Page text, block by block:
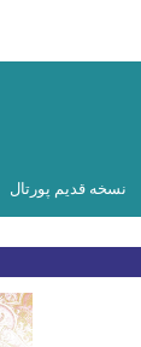
نسخه قدیم پورتال